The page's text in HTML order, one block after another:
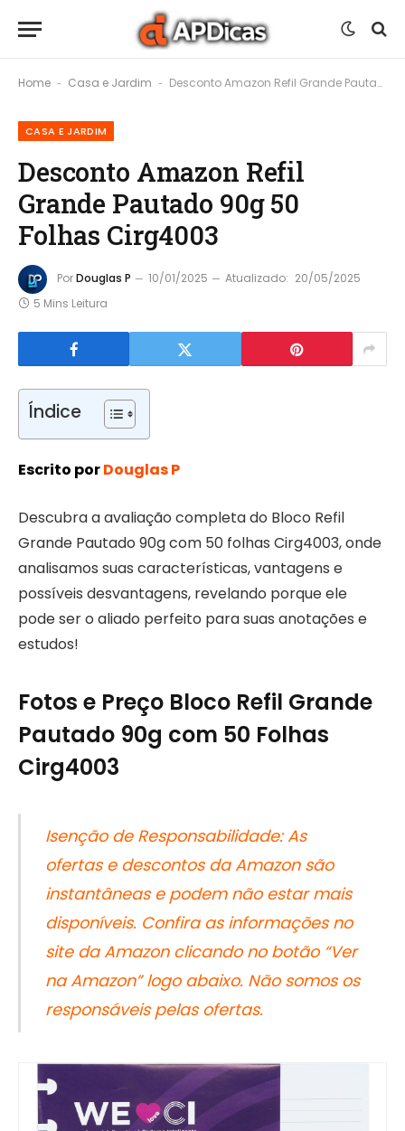
Home - Casa e Jardim - Desconto Amazon Refil Grande Pautado 90g 50 Folhas Cirg4003
CASA E JARDIM
Desconto Amazon Refil
Grande Pautado 90g 50
Folhas Cirg4003
PorDouglas P 10/01/2025 Atualizado: 20/05/2025
5 Mins Leitura
Índice
Escrito porDouglas P
Descubra a avaliação completa do Bloco Refil
Grande Pautado 90g com 50 folhas Cirg4003, onde
analisamos suas características, vantagens e
possíveis desvantagens, revelando porque ele
pode ser o aliado perfeito para suas anotações e
estudos!
Fotos e Preço Bloco Refil Grande
Pautado 90g com 50 Folhas
Cirg4003
Isenção de Responsabilidade: As
ofertas e descontos da Amazon são
instantâneas e podem não estar mais
disponíveis. Confira as informações no
site da Amazon clicando no botão “Ver
na Amazon” logo abaixo. Não somos os
responsáveis pelas ofertas.